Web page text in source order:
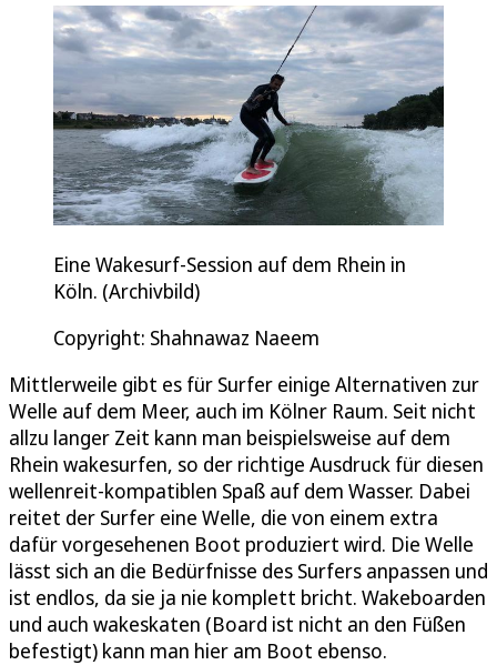
Eine Wakesurf-Session auf dem Rhein in
Köln. (Archivbild)
Copyright: Shahnawaz Naeem
Mittlerweile gibt es für Surfer einige Alternativen zur
Welle auf dem Meer, auch im Kölner Raum. Seit nicht
allzu langer Zeit kann man beispielsweise auf dem
Rhein wakesurfen, so der richtige Ausdruck für diesen
wellenreit-kompatiblen Spaß auf dem Wasser. Dabei
reitet der Surfer eine Welle, die von einem extra
dafür vorgesehenen Boot produziert wird. Die Welle
lässt sich an die Bedürfnisse des Surfers anpassen und
ist endlos, da sie ja nie komplett bricht. Wakeboarden
und auch wakeskaten (Board ist nicht an den Füßen
befestigt) kann man hier am Boot ebenso.